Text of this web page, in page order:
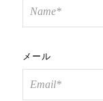
メール